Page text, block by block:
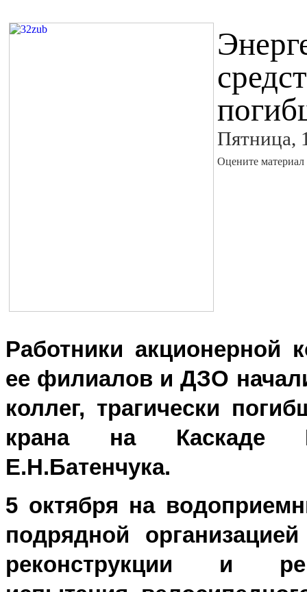
Пятница,
Оцените материал
Работники акционерной
ее филиалов и ДЗО
коллег, трагически
крана на Каскаде
Е.Н.Батенчука.
5 октября на
подрядной
реконструкции и